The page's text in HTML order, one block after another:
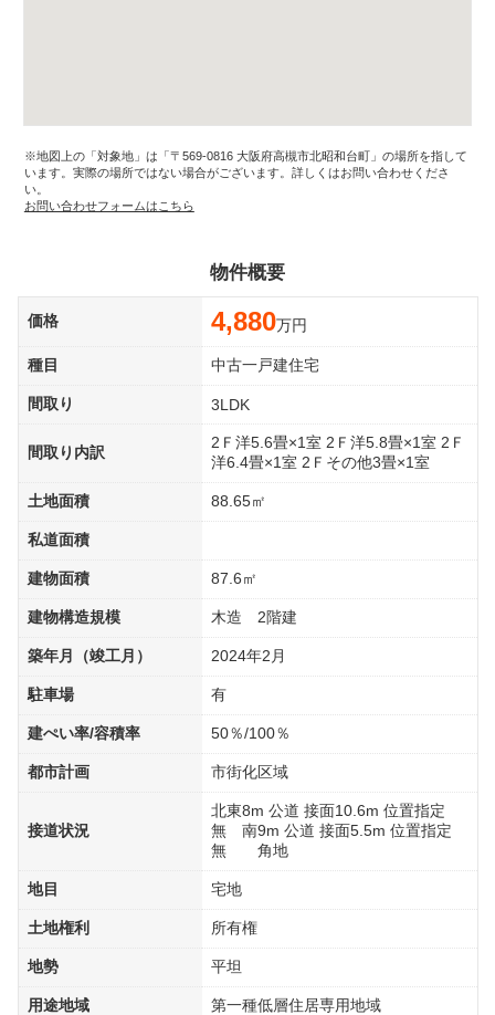
※地図上の「対象地」は「〒569-0816 大阪府高槻市北昭和台町」の場所を指して
います。実際の場所ではない場合がございます。詳しくはお問い合わせくださ
い。
お問い合わせフォームはこちら
物件概要
価格 4,880万円
種目 中古一戸建住宅
間取り 3LDK
間取り内訳
2Ｆ洋5.6畳×1室 2Ｆ洋5.8畳×1室 2Ｆ
洋6.4畳×1室 2Ｆその他3畳×1室
土地面積 88.65㎡
私道面積
建物面積 87.6㎡
建物構造規模 木造 2階建
築年月（竣工月） 2024年2月
駐車場 有
建ぺい率/容積率 50％/100％
都市計画 市街化区域
接道状況
北東8m 公道 接面10.6m 位置指定
無 南9m 公道 接面5.5m 位置指定
無 角地
地目 宅地
土地権利 所有権
地勢 平坦
用途地域 第一種低層住居専用地域